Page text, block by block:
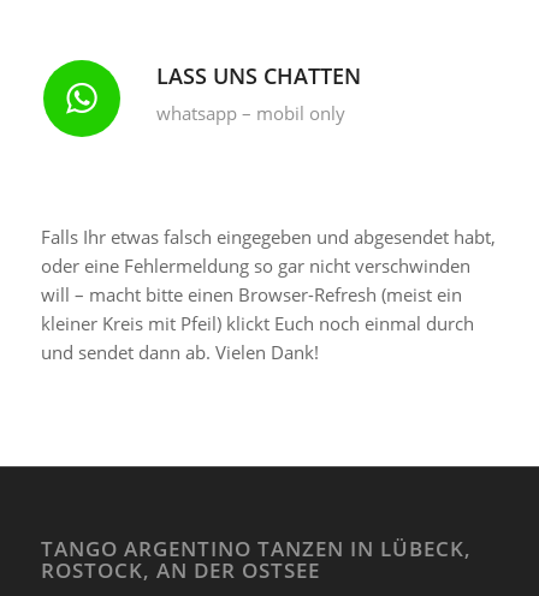
LASS UNS CHATTEN
whatsapp – mobil only
Falls Ihr etwas falsch eingegeben und abgesendet habt,
oder eine Fehlermeldung so gar nicht verschwinden
will – macht bitte einen Browser-Refresh (meist ein
kleiner Kreis mit Pfeil) klickt Euch noch einmal durch
und sendet dann ab. Vielen Dank!
TANGO ARGENTINO TANZEN IN LÜBECK,
ROSTOCK, AN DER OSTSEE